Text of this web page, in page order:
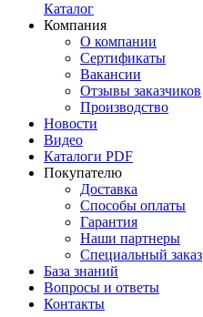
Каталог
Компания
О компании
Сертификаты
Вакансии
Отзывы заказчиков
Производство
Новости
Видео
Каталоги PDF
Покупателю
Доставка
Способы оплаты
Гарантия
Наши партнеры
Специальный заказ
База знаний
Вопросы и ответы
Контакты